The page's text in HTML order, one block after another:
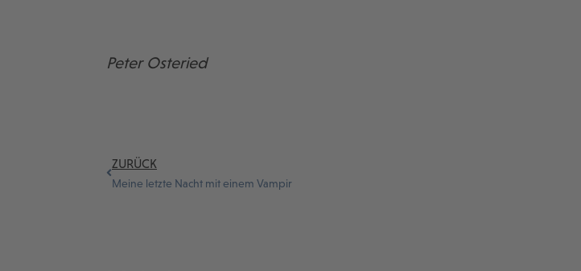
Peter Osteried
ZURÜCK
Meine letzte Nacht mit einem Vampir